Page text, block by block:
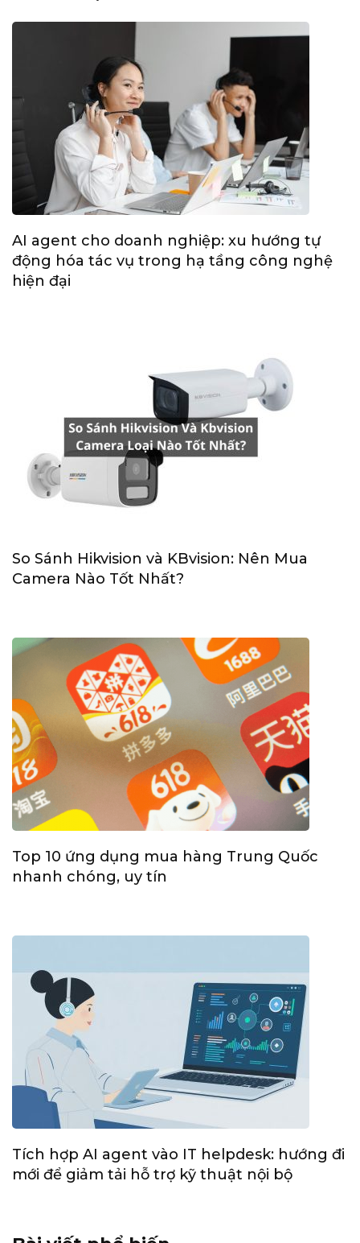
AI agent cho doanh nghiệp: xu hướng tự
động hóa tác vụ trong hạ tầng công nghệ
hiện đại
So Sánh Hikvision và KBvision: Nên Mua
Camera Nào Tốt Nhất?
Top 10 ứng dụng mua hàng Trung Quốc
nhanh chóng, uy tín
Tích hợp AI agent vào IT helpdesk: hướng đi
mới để giảm tải hỗ trợ kỹ thuật nội bộ